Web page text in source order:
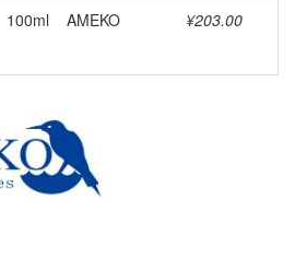
100ml AMEKO ¥203.00